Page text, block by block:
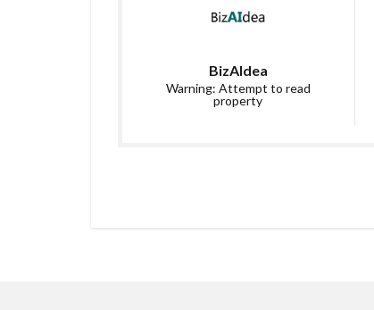
BizAIdea
Warning: Attempt to read
property